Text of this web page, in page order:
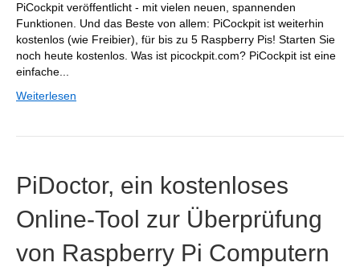
PiCockpit veröffentlicht - mit vielen neuen, spannenden
Funktionen. Und das Beste von allem: PiCockpit ist weiterhin
kostenlos (wie Freibier), für bis zu 5 Raspberry Pis! Starten Sie
noch heute kostenlos. Was ist picockpit.com? PiCockpit ist eine
einfache...
Weiterlesen
PiDoctor, ein kostenloses
Online-Tool zur Überprüfung
von Raspberry Pi Computern